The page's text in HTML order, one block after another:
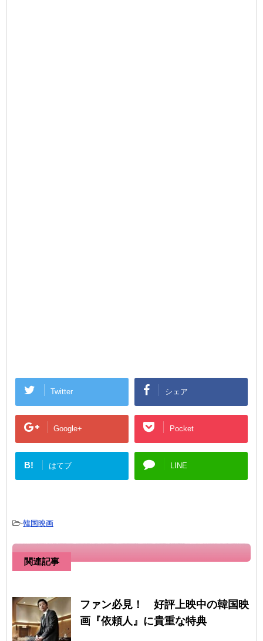
Twitter シェア
Google+ Pocket
B! はてブ LINE
-韓国映画
関連記事
ファン必見！ 好評上映中の韓国映
画『依頼人』に貴重な特典